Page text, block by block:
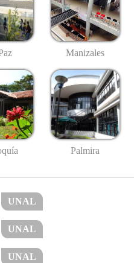
Manizales
Palmira
UNAL
UNAL
UNAL